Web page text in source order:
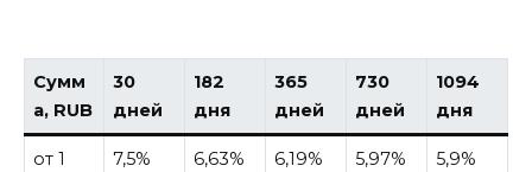
Сумм
а, RUB
30
дней
182
дня
365
дней
730
дней
1094
дня
от 1 7,5% 6,63% 6,19% 5,97% 5,9%